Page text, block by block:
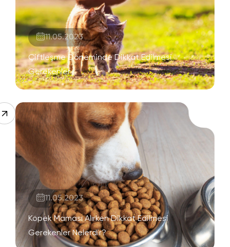
11.05.2023
Çiftleşme Döneminde Dikkat Edilmesi
Gerekenler
11.05.2023
Köpek Maması Alırken Dikkat Edilmesi
Gerekenler Nelerdir?